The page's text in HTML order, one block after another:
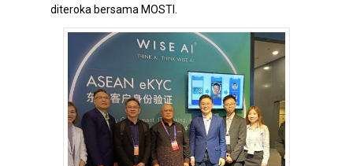
diteroka bersama MOSTI.